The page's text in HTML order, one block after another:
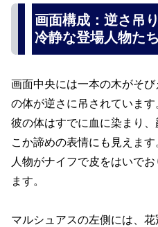
画面構成：逆さ吊
冷静な登場人物たち
画面中央には一本の木がそ
の体が逆さに吊されています
彼の体はすでに血に染まり
こか諦めの表情にも見えま
人物がナイフで皮をはいで
ます。
マルシュアスの左側には、